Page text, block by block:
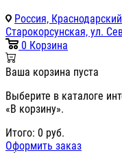
Россия,
Старокорсунская, ул.
0 Корзина
Ваша корзина пуста
Выберите в каталоге
«В корзину».
Итого: 0 руб.
Оформить заказ